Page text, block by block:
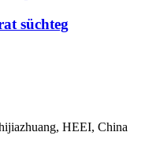
süchteg
HEEI, China